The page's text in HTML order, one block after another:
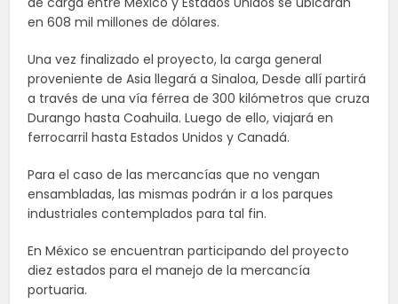
en 608 mil millones de dólares.
Una vez finalizado el proyecto, la carga general
proveniente de Asia llegará a Sinaloa, Desde allí partirá
a través de una vía férrea de 300 kilómetros que cruza
Durango hasta Coahuila. Luego de ello, viajará en
ferrocarril hasta Estados Unidos y Canadá.
Para el caso de las mercancías que no vengan
ensambladas, las mismas podrán ir a los parques
industriales contemplados para tal fin.
En México se encuentran participando del proyecto
diez estados para el manejo de la mercancía
portuaria.